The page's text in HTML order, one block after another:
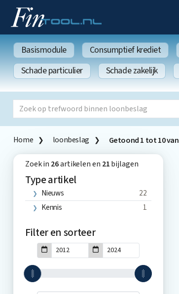
Basismodule Consumptief krediet
Schade particulier
Schade zakelijk
Home loonbeslag Getoond1 tot10van
Zoek in 26artikelen en 21bijlagen
Type artikel
Nieuws
22
Kennis
1
Filter en sorteer